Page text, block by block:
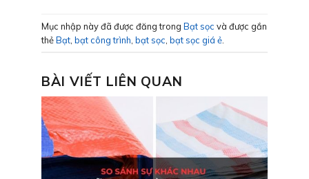
Mục nhập này đã được đăng trong Bạt sọc và được gắn
thẻBạt bạt công trình bạt sọc bạt sọc giá ẻ
BÀI VIẾT LIÊN QUAN